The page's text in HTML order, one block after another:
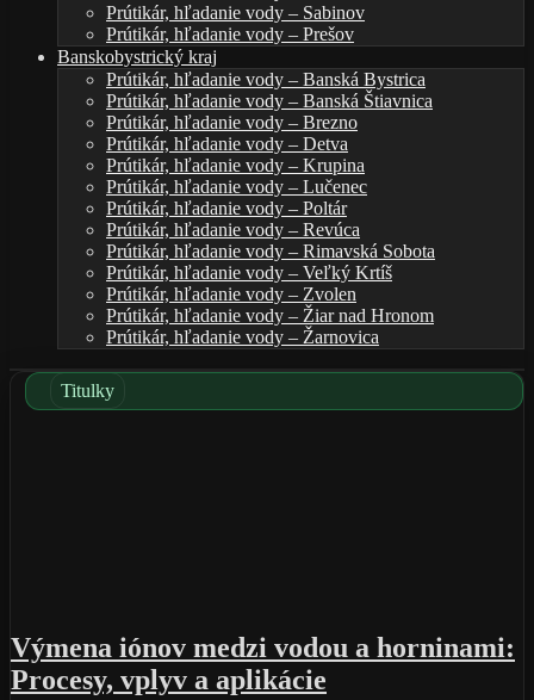
Prútikár, hľadanie vody – Sabinov
Prútikár, hľadanie vody – Prešov
Banskobystrický kraj
Prútikár, hľadanie vody – Banská Bystrica
Prútikár, hľadanie vody – Banská Štiavnica
Prútikár, hľadanie vody – Brezno
Prútikár, hľadanie vody – Detva
Prútikár, hľadanie vody – Krupina
Prútikár, hľadanie vody – Lučenec
Prútikár, hľadanie vody – Poltár
Prútikár, hľadanie vody – Revúca
Prútikár, hľadanie vody – Rimavská Sobota
Prútikár, hľadanie vody – Veľký Krtíš
Prútikár, hľadanie vody – Zvolen
Prútikár, hľadanie vody – Žiar nad Hronom
Prútikár, hľadanie vody – Žarnovica
Titulky
Výmena iónov medzi vodou a horninami:
Procesy, vplyv a aplikácie